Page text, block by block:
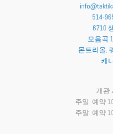
514-
6710
모음곡
몬트리올,
캐
개관
주일: 예약
주말: 예약